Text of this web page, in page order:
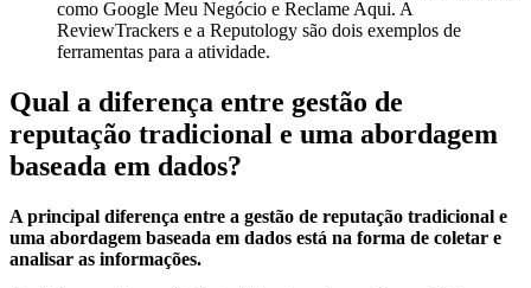
como Google Meu Negócio e Reclame Aqui. A
ReviewTrackers e a Reputology são dois exemplos de
ferramentas para a atividade.
Qual a diferença entre gestão de
reputação tradicional e uma abordagem
baseada em dados?
A principal diferença entre a gestão de reputação tradicional e
uma abordagem baseada em dados está na forma de coletar e
analisar as informações.